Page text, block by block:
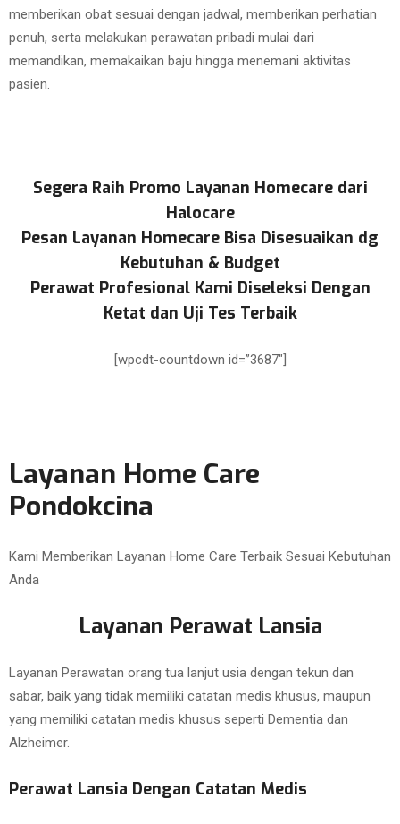
memberikan obat sesuai dengan jadwal, memberikan perhatian
penuh, serta melakukan perawatan pribadi mulai dari
memandikan, memakaikan baju hingga menemani aktivitas
pasien.
Segera Raih Promo Layanan Homecare dari
Halocare
Pesan Layanan Homecare Bisa Disesuaikan dg
Kebutuhan & Budget
Perawat Profesional Kami Diseleksi Dengan
Ketat dan Uji Tes Terbaik
[wpcdt-countdown id=”3687″]
Layanan Home Care
Pondokcina
Kami Memberikan Layanan Home Care Terbaik Sesuai Kebutuhan
Anda
Layanan Perawat Lansia
Layanan Perawatan orang tua lanjut usia dengan tekun dan
sabar, baik yang tidak memiliki catatan medis khusus, maupun
yang memiliki catatan medis khusus seperti Dementia dan
Alzheimer.
Perawat Lansia Dengan Catatan Medis